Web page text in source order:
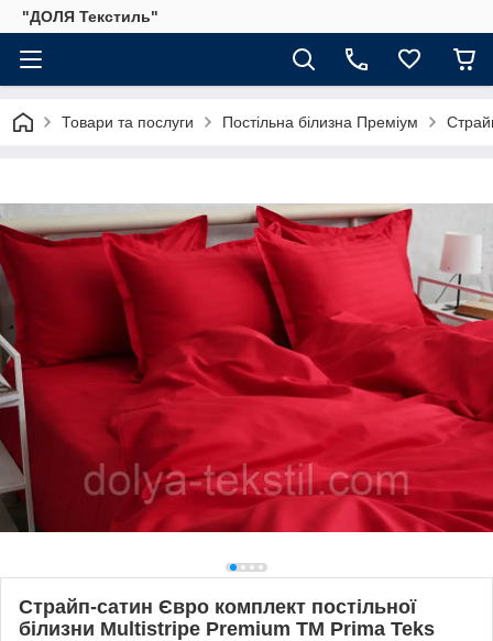
"ДОЛЯ Текстиль"
Товари та послуги Постільна білизна Преміум
Страйп-сатин Євро комплект постільної
білизни Multistripe Premium ТМ Prima Teks